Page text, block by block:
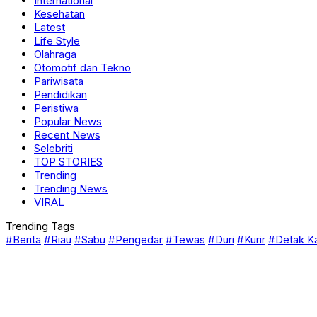
Kesehatan
Latest
Life Style
Olahraga
Otomotif dan Tekno
Pariwisata
Pendidikan
Peristiwa
Popular News
Recent News
Selebriti
TOP STORIES
Trending
Trending News
VIRAL
Trending Tags
#Berita #Riau #Sabu #Pengedar #Tewas #Duri #Kurir #Detak